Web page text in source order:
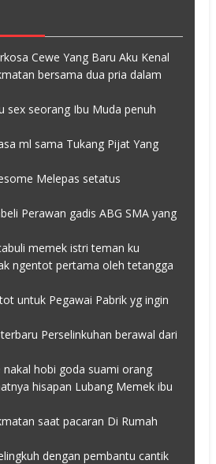
Cewe Yang Baru Aku Kenal
bersama dua pria dalam
sex seorang Ibu Muda penuh
ml sama Tukang Pijat Yang
Melepas setatus
Perawan gadis ABG SMA yang
memek istri teman ku
ngentot pertama oleh tetangga
untuk Pegawai Pabrik yg ingin
Perselinkuhan berawal dari
hobi goda suami orang
hisapan Lubang Memek ibu
saat pacaran Di Rumah
dengan pembantu cantik